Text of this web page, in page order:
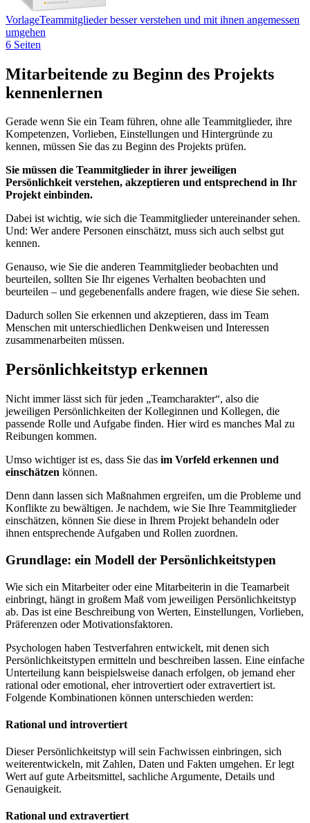
VorlageTeammitglieder besser verstehen und mit ihnen angemessen
umgehen
6 Seiten
Mitarbeitende zu Beginn des Projekts
kennenlernen
Gerade wenn Sie ein Team führen, ohne alle Teammitglieder, ihre
Kompetenzen, Vorlieben, Einstellungen und Hintergründe zu
kennen, müssen Sie das zu Beginn des Projekts prüfen.
Sie müssen die Teammitglieder in ihrer jeweiligen
Persönlichkeit verstehen, akzeptieren und entsprechend in Ihr
Projekt einbinden.
Dabei ist wichtig, wie sich die Teammitglieder untereinander sehen.
Und: Wer andere Personen einschätzt, muss sich auch selbst gut
kennen.
Genauso, wie Sie die anderen Teammitglieder beobachten und
beurteilen, sollten Sie Ihr eigenes Verhalten beobachten und
beurteilen – und gegebenenfalls andere fragen, wie diese Sie sehen.
Dadurch sollen Sie erkennen und akzeptieren, dass im Team
Menschen mit unterschiedlichen Denkweisen und Interessen
zusammenarbeiten müssen.
Persönlichkeitstyp erkennen
Nicht immer lässt sich für jeden „Teamcharakter“, also die
jeweiligen Persönlichkeiten der Kolleginnen und Kollegen, die
passende Rolle und Aufgabe finden. Hier wird es manches Mal zu
Reibungen kommen.
Umso wichtiger ist es, dass Sie das im Vorfeld erkennen und
einschätzen können.
Denn dann lassen sich Maßnahmen ergreifen, um die Probleme und
Konflikte zu bewältigen. Je nachdem, wie Sie Ihre Teammitglieder
einschätzen, können Sie diese in Ihrem Projekt behandeln oder
ihnen entsprechende Aufgaben und Rollen zuordnen.
Grundlage: ein Modell der Persönlichkeitstypen
Wie sich ein Mitarbeiter oder eine Mitarbeiterin in die Teamarbeit
einbringt, hängt in großem Maß vom jeweiligen Persönlichkeitstyp
ab. Das ist eine Beschreibung von Werten, Einstellungen, Vorlieben,
Präferenzen oder Motivationsfaktoren.
Psychologen haben Testverfahren entwickelt, mit denen sich
Persönlichkeitstypen ermitteln und beschreiben lassen. Eine einfache
Unterteilung kann beispielsweise danach erfolgen, ob jemand eher
rational oder emotional, eher introvertiert oder extravertiert ist.
Folgende Kombinationen können unterschieden werden:
Rational und introvertiert
Dieser Persönlichkeitstyp will sein Fachwissen einbringen, sich
weiterentwickeln, mit Zahlen, Daten und Fakten umgehen. Er legt
Wert auf gute Arbeitsmittel, sachliche Argumente, Details und
Genauigkeit.
Rational und extravertiert